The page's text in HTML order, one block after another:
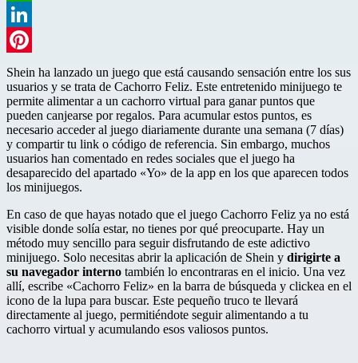
WhatsApp
LinkedIn
Pinterest
Shein ha lanzado un juego que está causando sensación entre los sus
usuarios y se trata de Cachorro Feliz. Este entretenido minijuego te
permite alimentar a un cachorro virtual para ganar puntos que
pueden canjearse por regalos. Para acumular estos puntos, es
necesario acceder al juego diariamente durante una semana (7 días)
y compartir tu link o código de referencia. Sin embargo, muchos
usuarios han comentado en redes sociales que el juego ha
desaparecido del apartado «Yo» de la app en los que aparecen todos
los minijuegos.
En caso de que hayas notado que el juego Cachorro Feliz ya no está
visible donde solía estar, no tienes por qué preocuparte. Hay un
método muy sencillo para seguir disfrutando de este adictivo
minijuego. Solo necesitas abrir la aplicación de Shein y dirigirte a
su navegador interno también lo encontraras en el inicio. Una vez
allí, escribe «Cachorro Feliz» en la barra de búsqueda y clickea en el
icono de la lupa para buscar. Este pequeño truco te llevará
directamente al juego, permitiéndote seguir alimentando a tu
cachorro virtual y acumulando esos valiosos puntos.